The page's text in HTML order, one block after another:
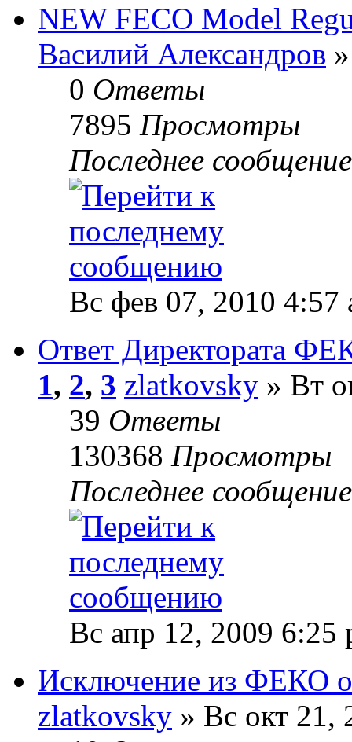
NEW FECO Model
Василий Александров
0 Ответы
7895 Просмотры
Последнее
Вс фев 07, 2010 4:57
Ответ Директората
1, 2, 3 zlatkovsky » Вт
39 Ответы
130368 Просмотры
Последнее
Вс апр 12, 2009 6:25
Исключение из ФЕКО
zlatkovsky » Вс окт 21,